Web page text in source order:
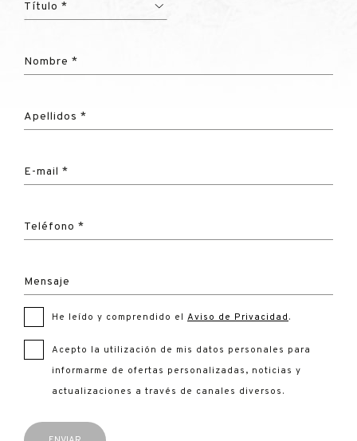
Título *
Nombre *
Apellidos *
E-mail *
Teléfono *
Mensaje
He leído y comprendido el Aviso de Privacidad .
Acepto la utilización de mis datos personales para
informarme de ofertas personalizadas, noticias y
actualizaciones a través de canales diversos.